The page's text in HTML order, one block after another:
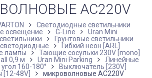
AC220V
Светодиодные светильники
освещение
G-Line
Uran Mini
Грунтовые светильники
Гибкий неон [ARL]
лампы
Тающие сосульки 230V [mono]
0,9 м
Uran Mini Parking
Линейные
160-180°
Выключатель [230V]
48V]
микроволновые AC220V